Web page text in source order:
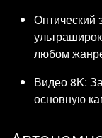
Оптический
любом
Видео 8K:
основную